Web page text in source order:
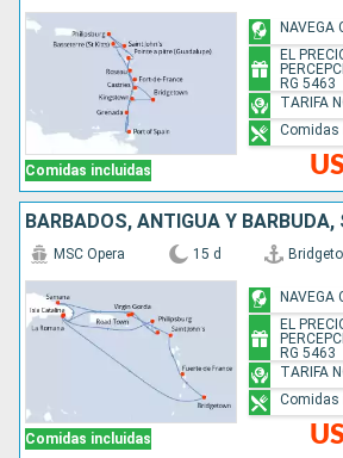
Comidas incluidas
NAVEGA
EL
RG 5463
TARIFA
Comidas
Comidas incluidas
MSC Opera 15 d
NAVEGA
EL
RG 5463
TARIFA
Comidas